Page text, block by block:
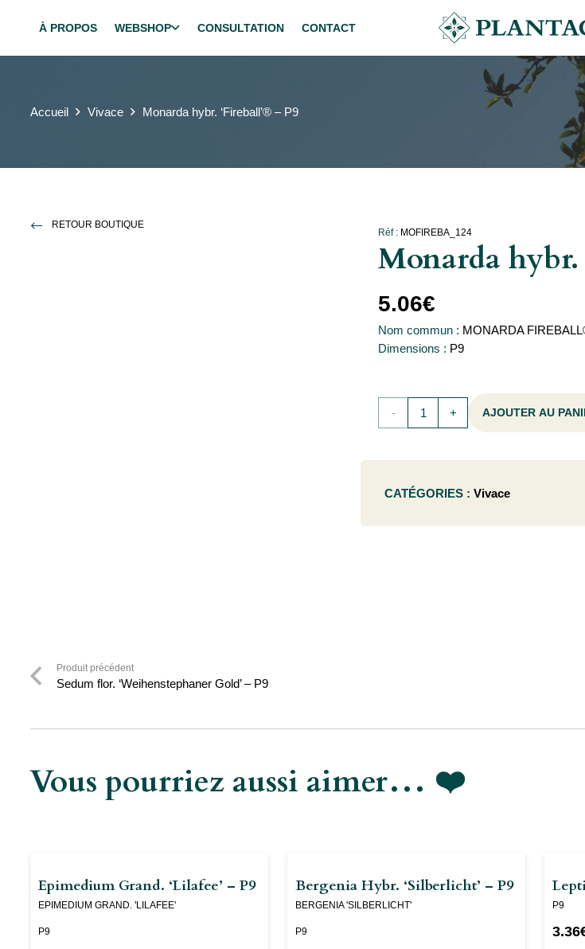
À PROPOS WEBSHOP CONSULTATION CONTACT
Accueil Vivace Monarda hybr. ‘Fireball’® – P9
RETOUR BOUTIQUE
Réf : MOFIREBA_124
Monarda hybr.
5.06€
Nom commun : MONARDA
Dimensions : P9
quantité
hybr.
'Fireball'®
AJOUTER AU
CATÉGORIES : Vivace
Produit précédent
Sedum flor. ‘Weihenstephaner Gold’ – P9
Vous pourriez aussi aimer… ❤️
Epimedium Grand. ‘Lilafee’ – P9
EPIMEDIUM GRAND. 'LILAFEE'
P9
Bergenia Hybr. ‘Silberlicht’ – P9
BERGENIA 'SILBERLICHT'
P9
P9
3.36